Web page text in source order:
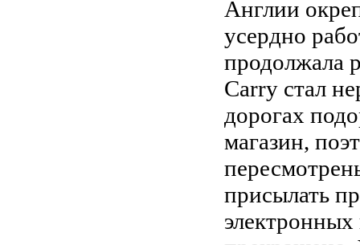
Англии
усердно
продолжала
Carry стал
дорогах
магазин,
присылать